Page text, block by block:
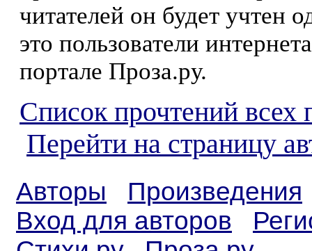
читателей он будет учтен
это пользователи
портале Проза.ру.
Список прочтений всех
Перейти на страницу
Авторы
Произведения
Вход для авторов